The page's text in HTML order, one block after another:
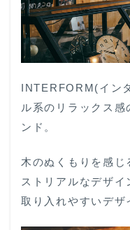
INTERFORM(イン
ル系のリラックス
ンド。
木のぬくもりを感
ストリアルなデザ
取り入れやすいデザ